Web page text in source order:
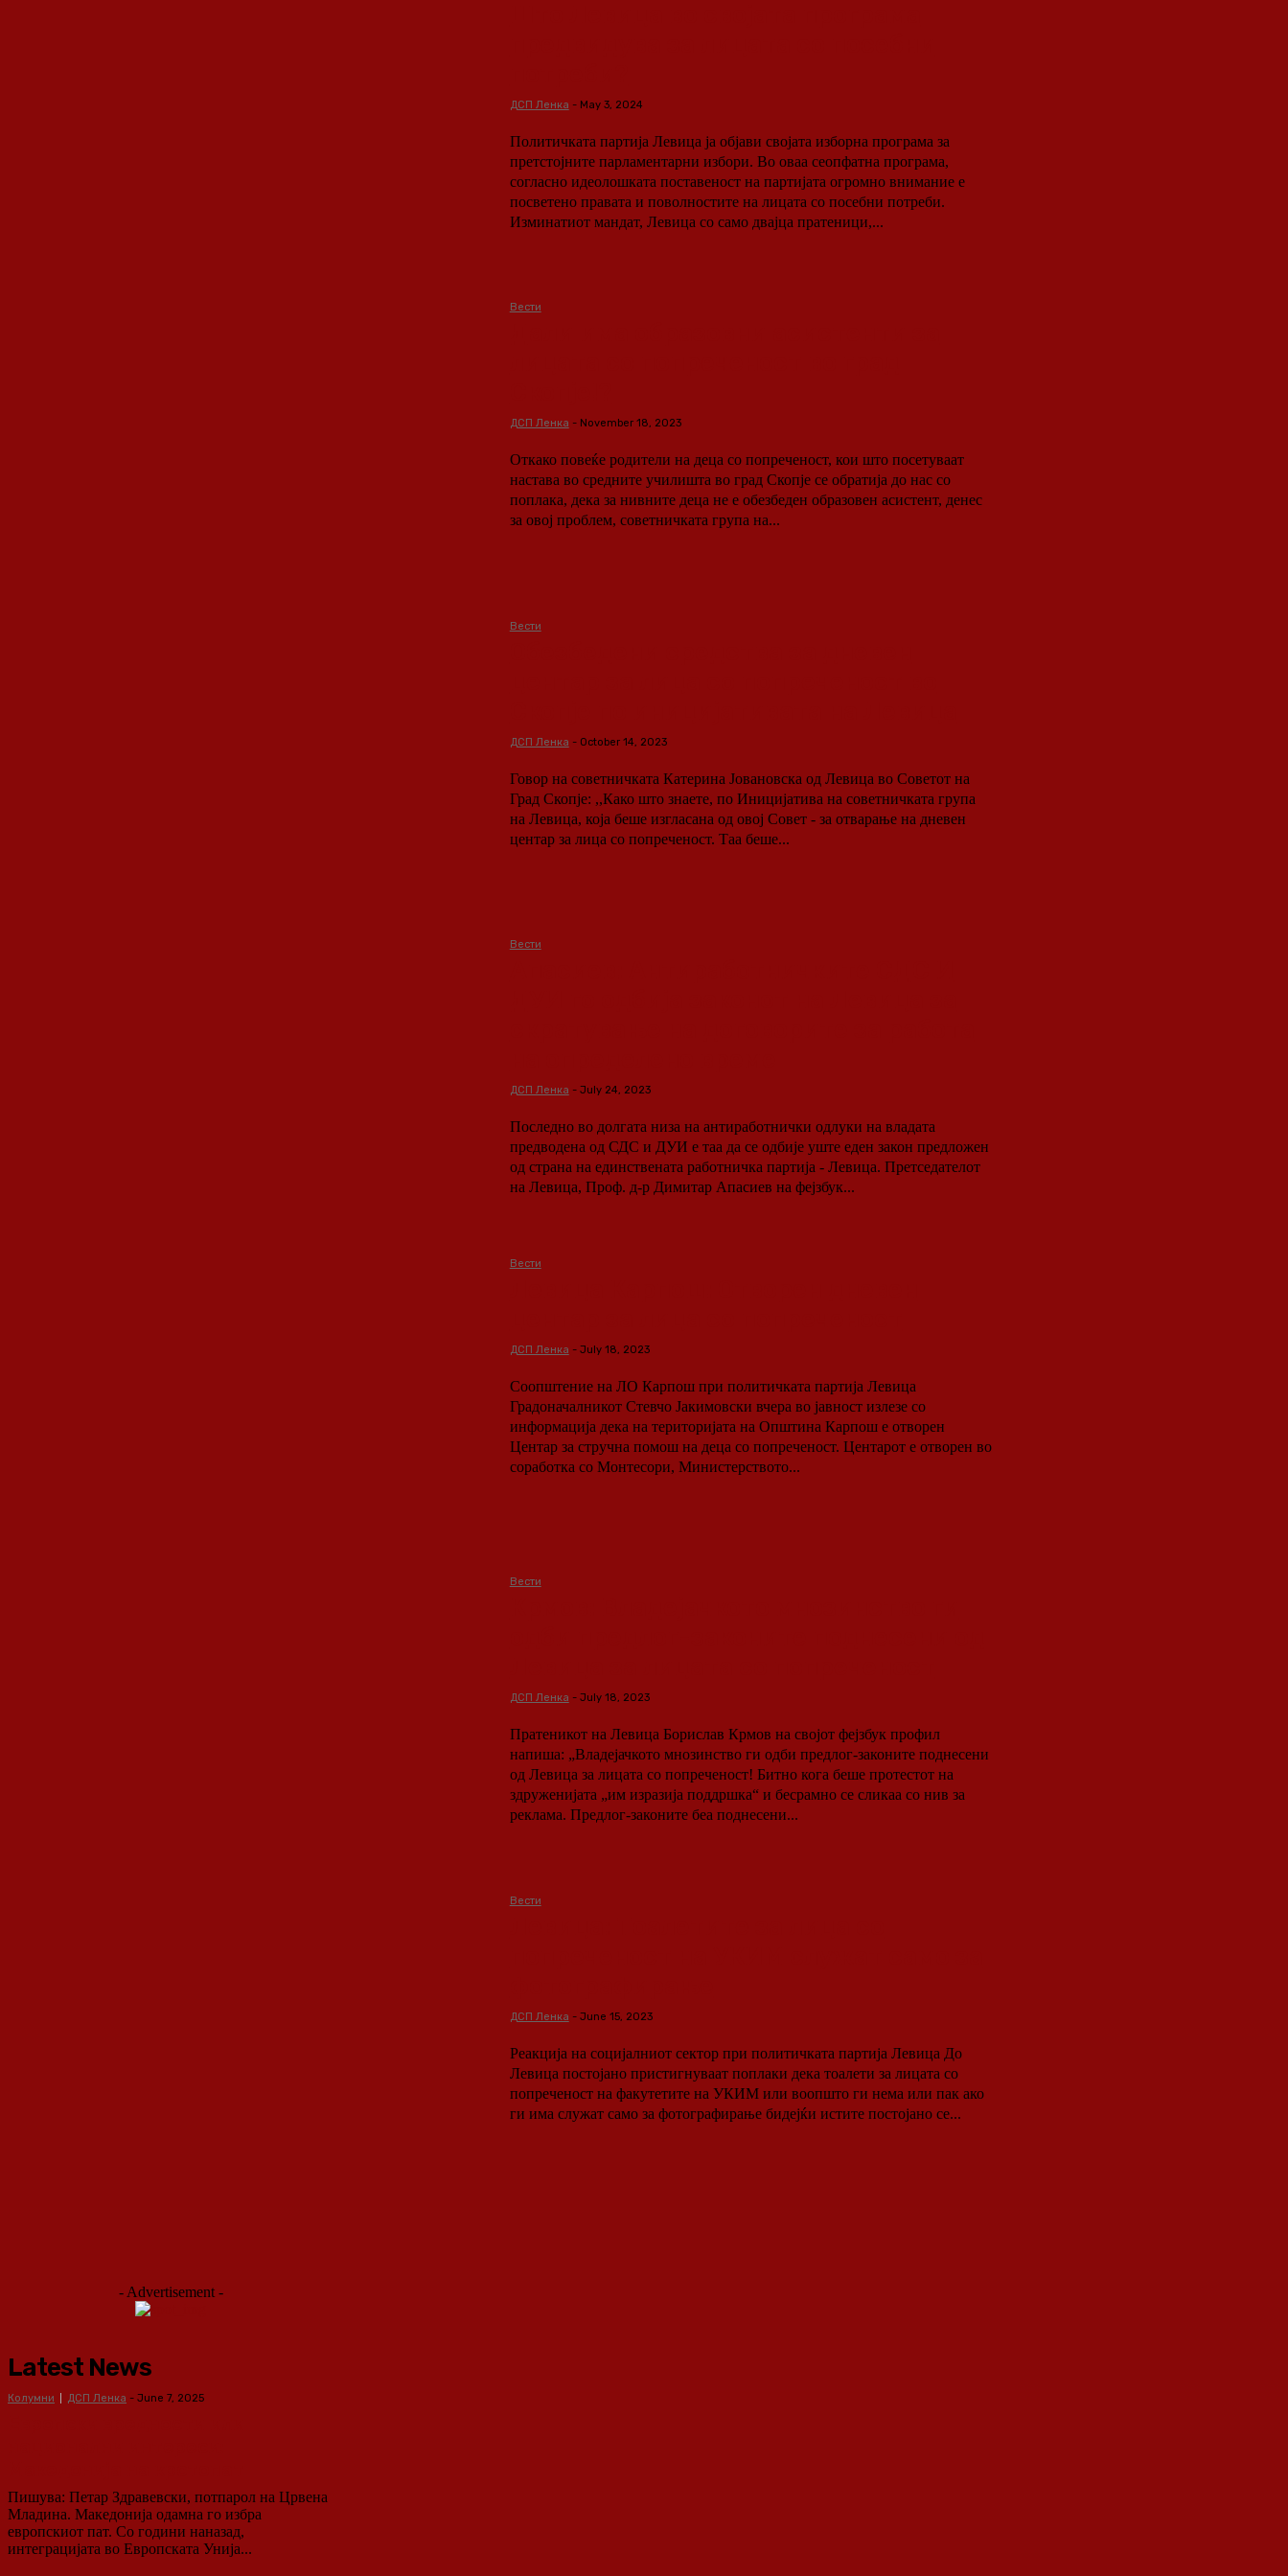
ДСП Ленка - May 3, 2024
Политичката партија Левица ја објави својата изборна програма за
претстојните парламентарни избори. Во оваа сеопфатна програма,
согласно идеолошката поставеност на партијата огромно внимание е
посветено правата и поволностите на лицата со посебни потреби.
Изминатиот мандат, Левица со само двајца пратеници,...
Вести
ДСП Ленка - November 18, 2023
Откако повеќе родители на деца со попреченост, кои што посетуваат
настава во средните училишта во град Скопје се обратија до нас со
поплака, дека за нивните деца не е обезбеден образовен асистент, денес
за овој проблем, советничката група на...
Вести
ДСП Ленка - October 14, 2023
Говор на советничката Катерина Јовановска од Левица во Советот на
Град Скопје: ,,Како што знаете, по Иницијатива на советничката група
на Левица, која беше изгласана од овој Совет - за отварање на дневен
центар за лица со попреченост. Таа беше...
Вести
ДСП Ленка - July 24, 2023
Последно во долгата низа на антиработнички одлуки на владата
предводена од СДС и ДУИ е таа да се одбије уште еден закон предложен
од страна на единствената работничка партија - Левица. Претседателот
на Левица, Проф. д-р Димитар Апасиев на фејзбук...
Вести
ДСП Ленка - July 18, 2023
Соопштение на ЛО Карпош при политичката партија Левица
Градоначалникот Стевчо Јакимовски вчера во јавност излезе со
информација дека на територијата на Општина Карпош е отворен
Центар за стручна помош на деца со попреченост. Центарот е отворен во
соработка со Монтесори, Министерството...
Вести
ДСП Ленка - July 18, 2023
Пратеникот на Левица Борислав Крмов на својот фејзбук профил
напиша: „Владејачкото мнозинство ги одби предлог-законите поднесени
од Левица за лицата со попреченост! Битно кога беше протестот на
здруженијата „им изразија поддршка“ и бесрамно се сликаа со нив за
реклама. Предлог-законите беа поднесени...
Вести
ДСП Ленка - June 15, 2023
Реакција на социјалниот сектор при политичката партија Левица До
Левица постојано пристигнуваат поплаки дека тоалети за лицата со
попреченост на факутетите на УКИМ или воопшто ги нема или пак ако
ги има служат само за фотографирање бидејќи истите постојано се...
- Advertisement -
Latest News
Колумни ДСП Ленка - June 7, 2025
Пишува: Петар Здравевски, потпарол на Црвена
Младина. Македонија одамна го избра
европскиот пат. Со години наназад,
интеграцијата во Европската Унија...